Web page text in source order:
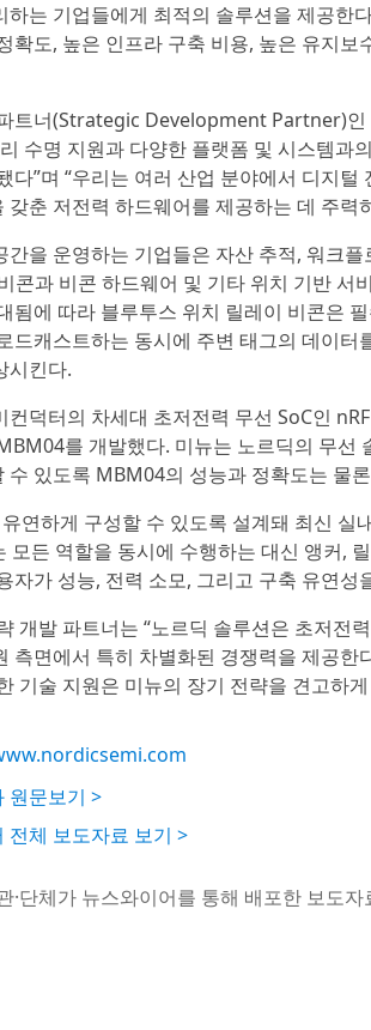
하는 기업들에게 최적의 솔루션을 제공한
확도, 높은 인프라 구축 비용, 높은 유지
트너(Strategic Development Partner)인
수명 지원과 다양한 플랫폼 및 시스템과
다”며 “우리는 여러 산업 분야에서 디지
갖춘 저전력 하드웨어를 제공하는 데 주력
간을 운영하는 기업들은 자산 추적, 워크
콘과 비콘 하드웨어 및 기타 위치 기반 서
됨에 따라 블루투스 위치 릴레이 비콘은
드캐스트하는 동시에 주변 태그의 데이
시킨다.
컨덕터의 차세대 초저전력 무선 SoC인
를 개발했다. 미뉴는 노르딕의 무선
수 있도록 MBM04의 성능과 정확도는 물
연하게 구성할 수 있도록 설계돼 최신 실
모든 역할을 동시에 수행하는 대신 앵커,
자가 성능, 전력 소모, 그리고 구축 유연성
개발 파트너는 “노르딕 솔루션은 초저전
측면에서 특히 차별화된 경쟁력을 제공한
기술 지원은 미뉴의 장기 전략을 견고하
원문보기 >
전체 보도자료 보기 >
·단체가 뉴스와이어를 통해 배포한 보도